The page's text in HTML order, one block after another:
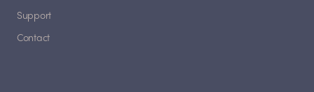
Support
Contact